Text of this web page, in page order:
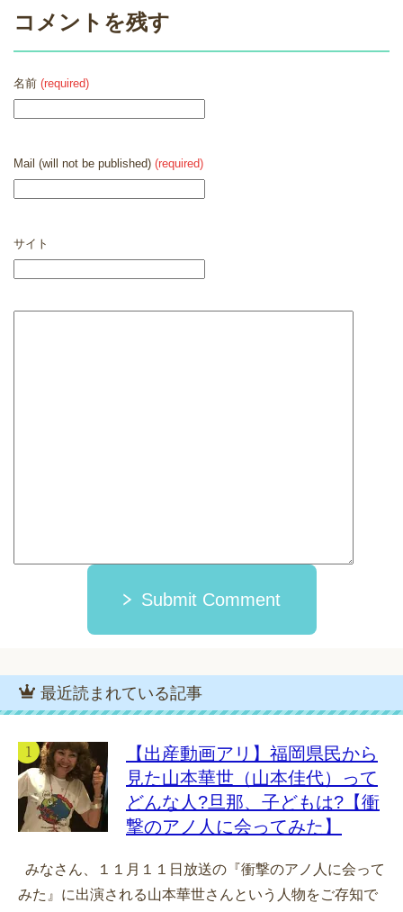
コメントを残す
名前 (required)
Mail (will not be published) (required)
サイト
Submit Comment
最近読まれている記事
【出産動画アリ】福岡県民から
見た山本華世（山本佳代）って
どんな人?旦那、子どもは?【衝
撃のアノ人に会ってみた】
みなさん、１１月１１日放送の『衝撃のアノ人に会って
みた』に出演される山本華世さんという人物をご存知で